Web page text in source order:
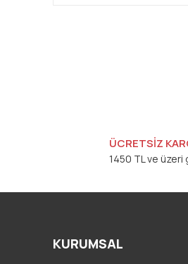
ÜCRETSİZ
1450 TL ve
KURUMSAL